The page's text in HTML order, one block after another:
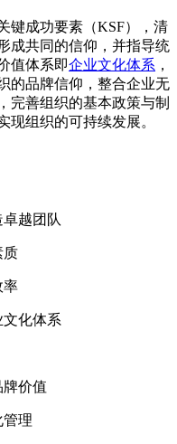
键成功要素（KSF），清
成共同的信仰，并指导统
值体系即企业文化体系 ，
的品牌信仰，整合企业无
完善组织的基本政策与制
现组织的可持续发展。
越团队
质
率
化体系
价值
管理